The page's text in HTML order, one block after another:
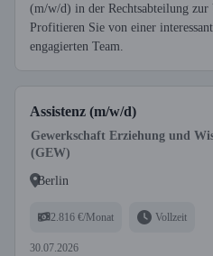
(m/w/d) in der Rechtsabteilung zur
Profitieren Sie von einer
engagierten Team.
Assistenz (m/w/d)
Gewerkschaft Erziehung und
(GEW)
Berlin
2.816 €/Monat Vollzeit
30.07.2026